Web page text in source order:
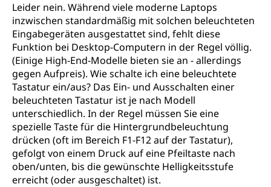
Leider nein. Während viele moderne Laptops
inzwischen standardmäßig mit solchen beleuchteten
Eingabegeräten ausgestattet sind, fehlt diese
Funktion bei Desktop-Computern in der Regel völlig.
(Einige High-End-Modelle bieten sie an - allerdings
gegen Aufpreis). Wie schalte ich eine beleuchtete
Tastatur ein/aus? Das Ein- und Ausschalten einer
beleuchteten Tastatur ist je nach Modell
unterschiedlich. In der Regel müssen Sie eine
spezielle Taste für die Hintergrundbeleuchtung
drücken (oft im Bereich F1-F12 auf der Tastatur),
gefolgt von einem Druck auf eine Pfeiltaste nach
oben/unten, bis die gewünschte Helligkeitsstufe
erreicht (oder ausgeschaltet) ist.